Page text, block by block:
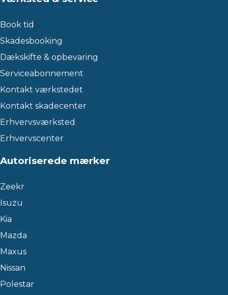
Book tid
Skadesbooking
Dækskifte & opbevaring
Serviceabonnement
Kontakt værkstedet
Kontakt skadecenter
Erhvervsværksted
Erhvervscenter
Autoriserede mærker
Zeekr
Isuzu
Kia
Mazda
Maxus
Nissan
Polestar